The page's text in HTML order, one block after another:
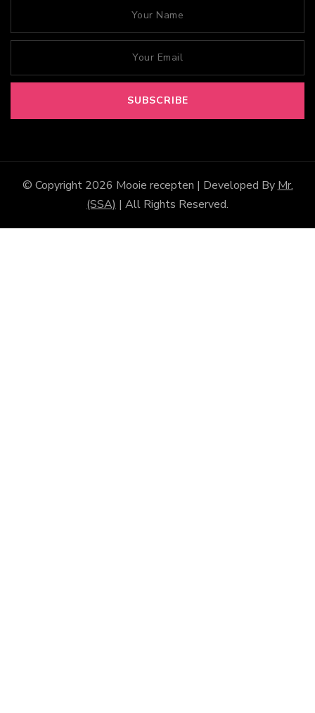
© Copyright 2026 Mooie recepten | Developed By Mr.
(SSA) | All Rights Reserved.